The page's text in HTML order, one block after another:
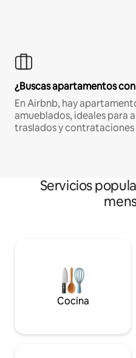
¿Buscas apartamentos
En Airbnb, hay
amueblados, ideales para
traslados y contrataciones
Servicios
Cocina